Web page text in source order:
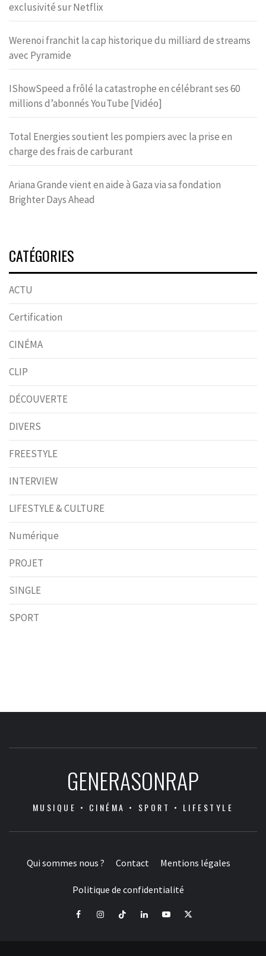
exclusivité sur Netflix
Werenoi franchit la cap historique du milliard de streams
avec Pyramide
IShowSpeed a frôlé la catastrophe en célébrant ses 60
millions d’abonnés YouTube [Vidéo]
Total Energies soutient les pompiers avec la prise en
charge des frais de carburant
Ariana Grande vient en aide à Gaza via sa fondation
Brighter Days Ahead
CATÉGORIES
ACTU
Certification
CINÉMA
CLIP
DÉCOUVERTE
DIVERS
FREESTYLE
INTERVIEW
LIFESTYLE & CULTURE
Numérique
PROJET
SINGLE
SPORT
GENERASONRAP
MUSIQUE • CINÉMA • SPORT • LIFESTYLE
Qui sommes nous ? Contact Mentions légales
Politique de confidentialité
FacebookInstagramTiktok LinkedInYoutube
X